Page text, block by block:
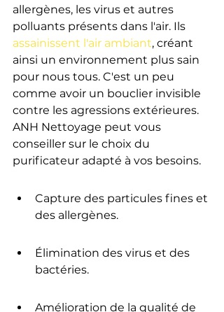
allergènes, les virus et autres
polluants présents dans l'air. Ils
assainissent l'air ambiant, créant
ainsi un environnement plus sain
pour nous tous. C'est un peu
comme avoir un bouclier invisible
contre les agressions extérieures.
ANH Nettoyage peut vous
conseiller sur le choix du
purificateur adapté à vos besoins.
Capture des particules fines et
des allergènes.
Élimination des virus et des
bactéries.
Amélioration de la qualité de